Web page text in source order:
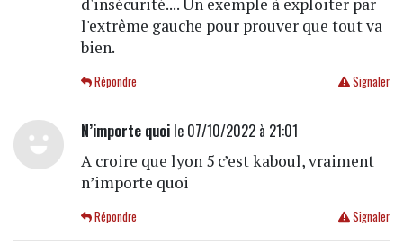
l'extrême gauche pour prouver que tout va
bien.
Signaler
Répondre
N’importe quoile 07/10/2022 à 21:01
A croire que lyon 5 c’est kaboul, vraiment
n’importe quoi
Signaler
Répondre